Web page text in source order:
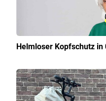
Helmloser Kopfschutz in